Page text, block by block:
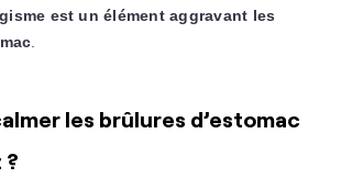
est un élément aggravant les
les brûlures d’estomac